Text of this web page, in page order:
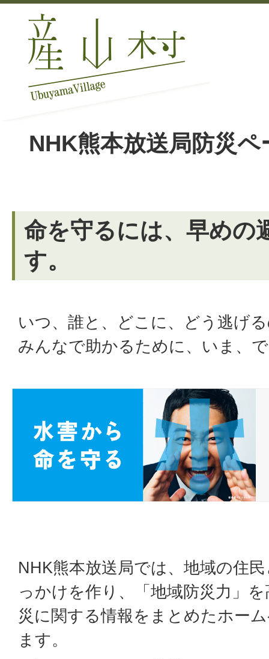
NHK熊本放送局防災ペ
命を守るには、早めの
す。
いつ、誰と、どこに、どう逃げ
みんなで助かるために、いま、
NHK熊本放送局では、地域の住
っかけを作り、「地域防災力」
災に関する情報をまとめたホー
ます。